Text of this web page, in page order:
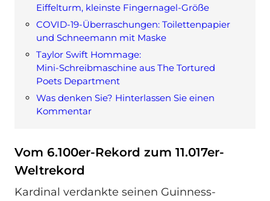
Eiffelturm, kleinste Fingernagel-Größe
COVID-19-Überraschungen: Toilettenpapier
und Schneemann mit Maske
Taylor Swift Hommage:
Mini‑Schreibmaschine aus The Tortured
Poets Department
Was denken Sie? Hinterlassen Sie einen
Kommentar
Vom 6.100er-Rekord zum 11.017er-
Weltrekord
Kardinal verdankte seinen Guinness-